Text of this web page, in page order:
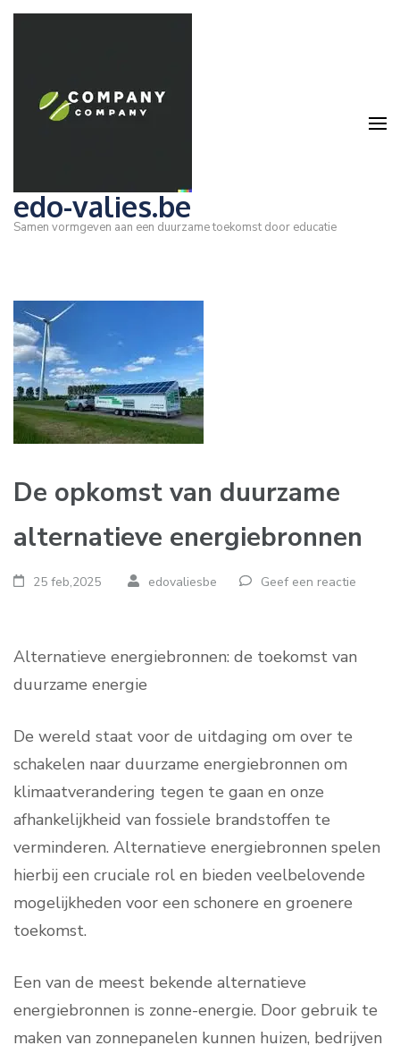
Ga
edo-valies.be
Samen vormgeven aan een duurzame toekomst door educatie
De opkomst van duurzame
alternatieve energiebronnen
25 feb,2025 edovaliesbe Geef een reactie
Alternatieve energiebronnen: de toekomst van
duurzame energie
De wereld staat voor de uitdaging om over te
schakelen naar duurzame energiebronnen om
klimaatverandering tegen te gaan en onze
afhankelijkheid van fossiele brandstoffen te
verminderen. Alternatieve energiebronnen spelen
hierbij een cruciale rol en bieden veelbelovende
mogelijkheden voor een schonere en groenere
toekomst.
Een van de meest bekende alternatieve
energiebronnen is zonne-energie. Door gebruik te
maken van zonnepanelen kunnen huizen, bedrijven